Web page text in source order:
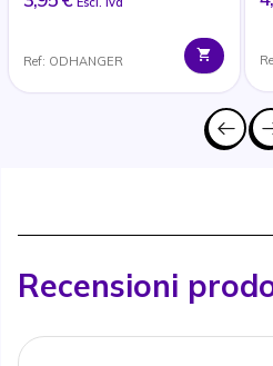
Ref: ODHANGER
Recensioni